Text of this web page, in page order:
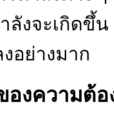
ลังจะเกิดขึ้
อย่างมาก
องความต้อ